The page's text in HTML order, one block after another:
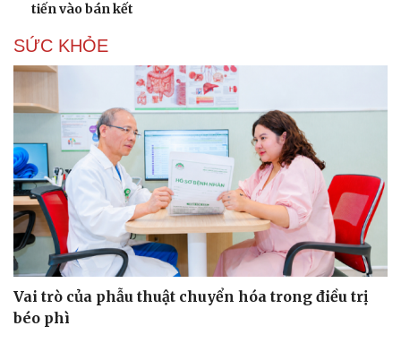
tiến vào bán kết
SỨC KHỎE
Vai trò của phẫu thuật chuyển hóa trong điều trị
béo phì